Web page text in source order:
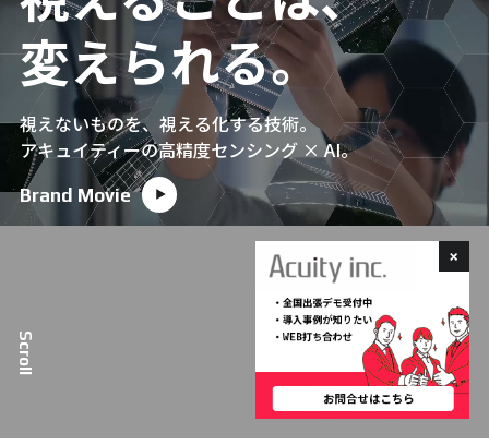
変えられる。
視えないものを、視える化する技術。
アキュイティーの高精度センシング × AI。
Brand Movie
Scroll